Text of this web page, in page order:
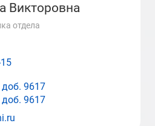
Викторовна
отдела
9617
9617